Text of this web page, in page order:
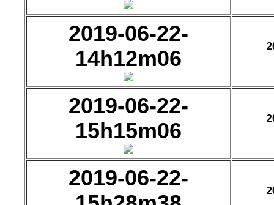
2019-06-22-
14h12m06
2019-06-22-
15h15m06
2019-06-22-